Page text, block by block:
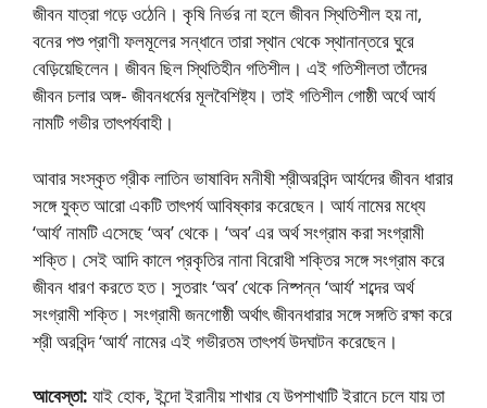
জীবন যাত্রা গড়ে ওঠেনি। কৃষি নির্ভর না হলে জীবন স্থিতিশীল হয় না,
বনের পশু প্রাণী ফলমূলের সন্ধানে তারা স্থান থেকে স্থানান্তরে ঘুরে
বেড়িয়েছিলেন। জীবন ছিল স্থিতিহীন গতিশীল। এই গতিশীলতা তাঁদের
জীবন চলার অঙ্গ- জীবনধর্মের মূলবৈশিষ্ট্য। তাই গতিশীল গােষ্ঠী অর্থে আর্য
নামটি গভীর তাৎপর্যবাহী।
আবার সংস্কৃত গ্রীক লাতিন ভাষাবিদ মনীষী শ্রীঅরবিন্দ আর্যদের জীবন ধারার
সঙ্গে যুক্ত আরাে একটি তাৎপর্য আবিষ্কার করেছেন। আর্য নামের মধ্যে
‘আর্য’ নামটি এসেছে ‘অব’ থেকে। ‘অব’ এর অর্থ সংগ্রাম করা সংগ্রামী
শক্তি। সেই আদি কালে প্রকৃতির নানা বিরােধী শক্তির সঙ্গে সংগ্রাম করে
জীবন ধারণ করতে হত। সুতরাং ‘অব’ থেকে নিষ্পন্ন ‘আর্য’ শব্দের অর্থ
সংগ্রামী শক্তি। সংগ্রামী জনগােষ্ঠী অর্থাৎ জীবনধারার সঙ্গে সঙ্গতি রক্ষা করে
শ্রী অরবিন্দ ‘আর্য’ নামের এই গভীরতম তাৎপর্য উদঘাটন করেছেন।
আবেস্তা: যাই হােক, ইন্দো ইরানীয় শাখার যে উপশাখাটি ইরানে চলে যায় তা